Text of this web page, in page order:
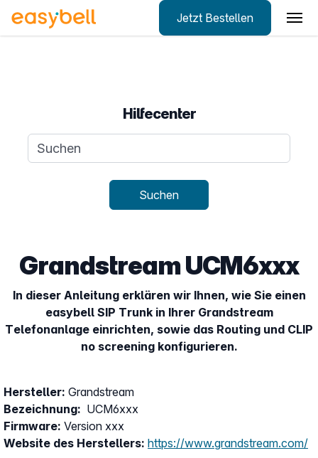
Jetzt Bestellen
Hilfecenter
Suchanfrage
Suchen
Grandstream UCM6xxx
In dieser Anleitung erklären wir Ihnen, wie Sie einen
easybell SIP Trunk in Ihrer Grandstream
Telefonanlage einrichten, sowie das Routing und CLIP
no screening konfigurieren.
Hersteller: Grandstream
Bezeichnung: UCM6xxx
Firmware: Version xxx
Website des Herstellers: https://www.grandstream.com/